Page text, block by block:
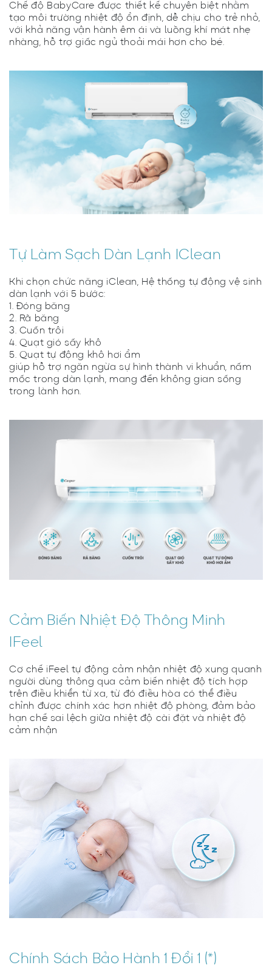
Chế độ BabyCare được thiết kế chuyên biệt nhằm
tạo môi trường nhiệt độ ổn định, dễ chịu cho trẻ nhỏ,
với khả năng vận hành êm ái và luồng khí mát nhẹ
nhàng, hỗ trợ giấc ngủ thoải mái hơn cho bé.
Tự Làm Sạch Dàn Lạnh IClean
Khi chọn chức năng iClean, Hệ thống tự động vệ sinh
dàn lạnh với 5 bước:
1. Đóng băng
2. Rã băng
3. Cuốn trôi
4. Quạt gió sấy khô
5. Quạt tự động khô hơi ẩm
giúp hỗ trợ ngăn ngừa sự hình thành vi khuẩn, nấm
mốc trong dàn lạnh, mang đến không gian sống
trong lành hơn.
Cảm Biến Nhiệt Độ Thông Minh
IFeel
Cơ chế iFeel tự động cảm nhận nhiệt độ xung quanh
người dùng thông qua cảm biến nhiệt độ tích hợp
trên điều khiển từ xa, từ đó điều hòa có thể điều
chỉnh được chính xác hơn nhiệt độ phòng, đảm bảo
hạn chế sai lệch giữa nhiệt độ cài đặt và nhiệt độ
cảm nhận
Chính Sách Bảo Hành 1 Đổi 1 (*)